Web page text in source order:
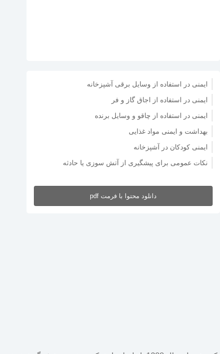
ایمنی در استفاده از وسایل برقی آشپزخانه
ایمنی در استفاده از اجاق گاز و فر
ایمنی در استفاده از چاقو و وسایل برنده
بهداشت و ایمنی مواد غذایی
ایمنی کودکان در آشپزخانه
نکات عمومی برای پیشگیری از آتش سوزی یا حادثه
دانلود محتوا با فرمت pdf